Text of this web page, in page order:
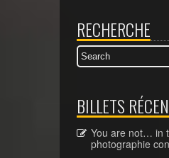
RECHERCHE
BILLETS
You are not… in
photographie